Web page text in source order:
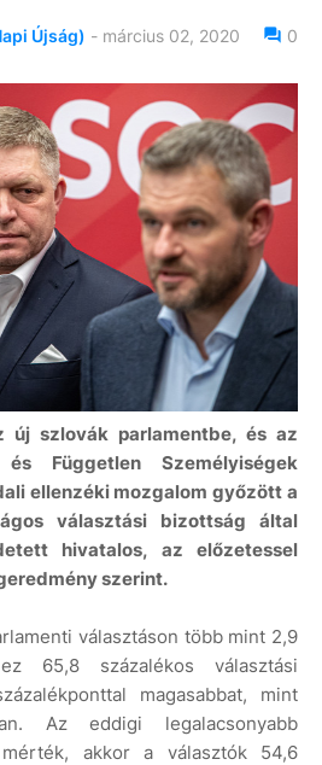
Újság) - március 02, 2020 0
szlovák parlamentbe, és az
Független Személyiségek
ellenzéki mozgalom győzött a
választási bizottság által
hivatalos, az előzetessel
szerint.
választáson több mint 2,9
65,8 százalékos választási
magasabbat, mint
Az eddigi legalacsonyabb
akkor a választók 54,6